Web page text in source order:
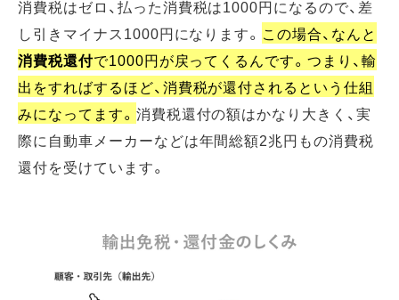
消費税はゼロ、払った消費税は1000円になるので、差
し引きマイナス1000円になります。 この場合、なんと
消費税還付で1000円が戻ってくるんです。つまり、輸
出をすればするほど、消費税が還付されるという仕組
みになってます。 消費税還付の額はかなり大きく、実
際に自動車メーカーなどは年間総額2兆円もの消費税
還付を受けています。